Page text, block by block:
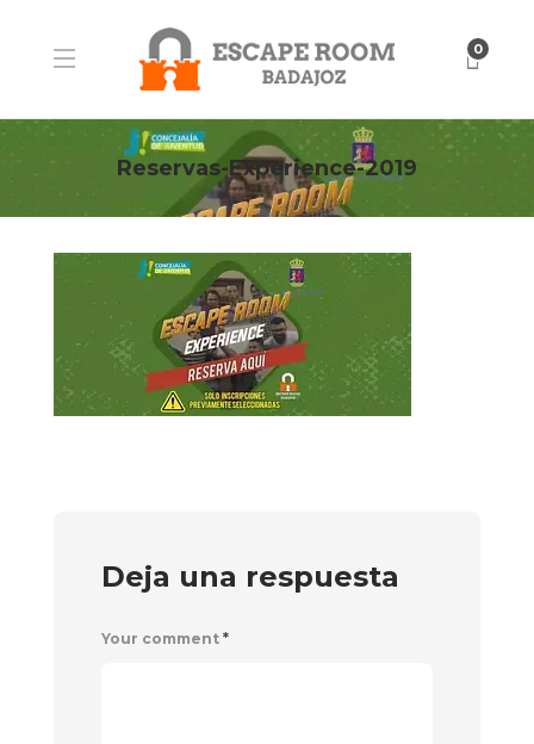
0
Reservas-Experience-2019
Deja una respuesta
Your comment *